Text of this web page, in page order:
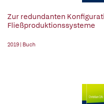
Zur redundanten
Fließproduktionssysteme
2019 | Buch